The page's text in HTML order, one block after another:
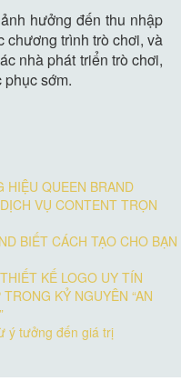
hưởng đến thu nhập
chương trình trò chơi, và
nhà phát triển trò chơi,
sớm.
HIỆU QUEEN BRAND
VỤ CONTENT TRỌN
BIẾT CÁCH TẠO CHO BẠN
KẾ LOGO UY TÍN
KỶ NGUYÊN “AN
ý tưởng đến giá trị